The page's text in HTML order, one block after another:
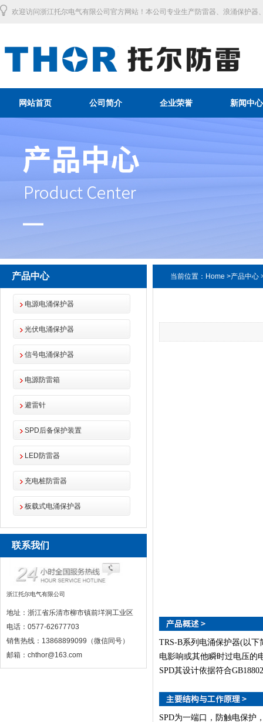
欢迎访问浙江托尔电气有限公司官方网站！本公司专业生产防雷器、浪涌保护器
网站首页 公司简介 企业荣誉 新闻中心
产品中心
电源电涌保护器
光伏电涌保护器
信号电涌保护器
电源防雷箱
避雷针
SPD后备保护装置
LED防雷器
充电桩防雷器
板载式电涌保护器
联系我们
浙江托尔电气有限公司
地址：浙江省乐清市柳市镇前垟洞工业区
电话：0577-62677703
销售热线：13868899099（微信同号）
邮箱：chthor@163.com
当前位置： Home >产品中心
TRS-B系列电涌保护器(以
电影响或其他瞬时过电压的
SPD其设计依据符合
SPD为一端口，防触电保护